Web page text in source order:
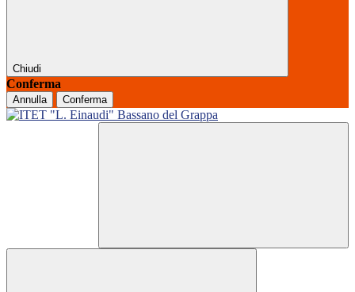
Chiudi
Conferma
Annulla Conferma